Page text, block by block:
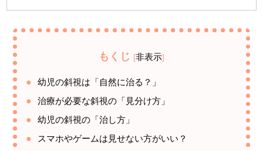
もくじ [非表示]
幼児の斜視は「自然に治る？」
治療が必要な斜視の「見分け方」
幼児の斜視の「治し方」
スマホやゲームは見せない方がいい？